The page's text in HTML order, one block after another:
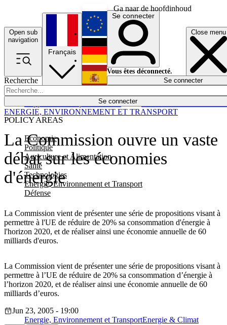
Ga naar de hoofdinhoud
Open sub
navigation
Close menu
Recherche
Se connecter
POLICY AREAS
Economie
Politique
Agriculture et Alimentation
Santé
Technologies
Energie, Environnement et Transport
Défense
Économie
Français
English
Deutsch
Español
Se connecter
Vous êtes déconnecté.
Se connecter
La Commission ouvre un vaste
débat sur les économies
d'énergie
La Commission vient de présenter une série de propositions visant à
permettre à l'UE de réduire de 20% sa consommation d'énergie à
l'horizon 2020, et de réaliser ainsi une économie annuelle de 60
milliards d'euros.
ENERGIE, ENVIRONNEMENT ET TRANSPORT
La Commission vient de présenter une série de propositions visant à
permettre à l’UE de réduire de 20% sa consommation d’énergie à
l’horizon 2020, et de réaliser ainsi une économie annuelle de 60
milliards d’euros.
Jun 23, 2005 - 19:00
Energie, Environnement et TransportEnergie & Climat